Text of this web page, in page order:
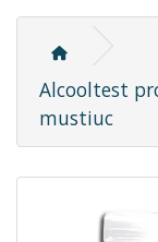
Alcooltest
mustiuc